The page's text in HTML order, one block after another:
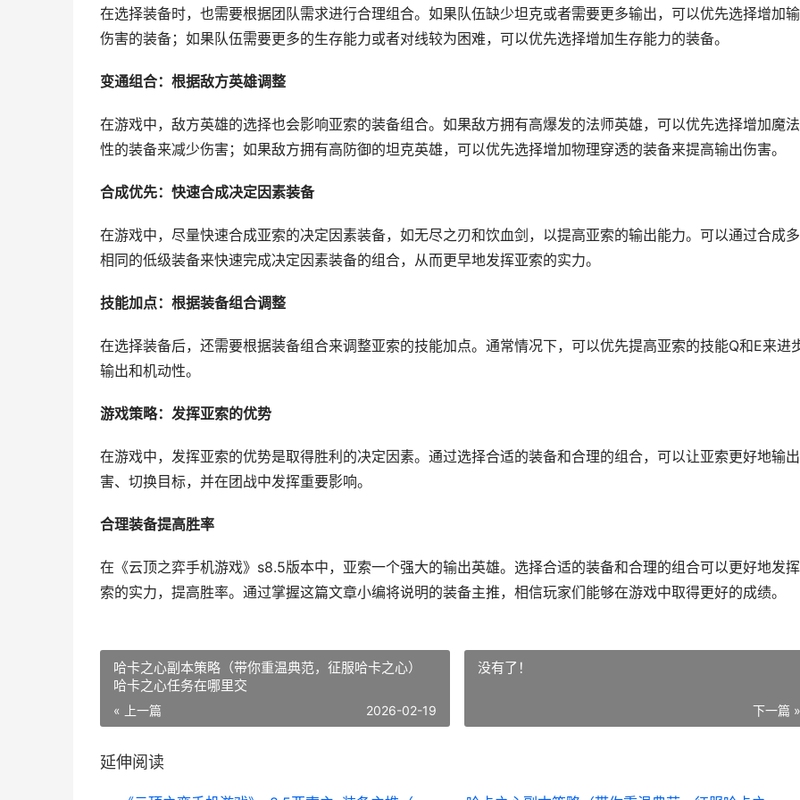
在选择装备时，也需要根据团队需求进行合理组合。如果队伍缺少坦克或者需要更多输出，可以优先选择增加
伤害的装备；如果队伍需要更多的生存能力或者对线较为困难，可以优先选择增加生存能力的装备。
变通组合：根据敌方英雄调整
在游戏中，敌方英雄的选择也会影响亚索的装备组合。如果敌方拥有高爆发的法师英雄，可以优先选择增加魔
性的装备来减少伤害；如果敌方拥有高防御的坦克英雄，可以优先选择增加物理穿透的装备来提高输出伤害。
合成优先：快速合成决定因素装备
在游戏中，尽量快速合成亚索的决定因素装备，如无尽之刃和饮血剑，以提高亚索的输出能力。可以通过合成
相同的低级装备来快速完成决定因素装备的组合，从而更早地发挥亚索的实力。
技能加点：根据装备组合调整
在选择装备后，还需要根据装备组合来调整亚索的技能加点。通常情况下，可以优先提高亚索的技能Q和E来进
输出和机动性。
游戏策略：发挥亚索的优势
在游戏中，发挥亚索的优势是取得胜利的决定因素。通过选择合适的装备和合理的组合，可以让亚索更好地输
害、切换目标，并在团战中发挥重要影响。
合理装备提高胜率
在《云顶之弈手机游戏》s8.5版本中，亚索一个强大的输出英雄。选择合适的装备和合理的组合可以更好地发
索的实力，提高胜率。通过掌握这篇文章小编将说明的装备主推，相信玩家们能够在游戏中取得更好的成绩。
哈卡之心副本策略（带你重温典范，征服哈卡之心）
哈卡之心任务在哪里交
« 上一篇 2026-02-19
没有了！
下一篇 »
延伸阅读